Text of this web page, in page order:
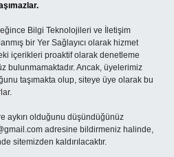
Bilgi Teknolojileri ve İletişim
bir Yer Sağlayıcı olarak hizmet
içerikleri proaktif olarak denetleme
bulunmamaktadır. Ancak, üyelerimiz
taşımakta olup, siteye üye olarak bu
aykırı olduğunu düşündüğünüz
adresine bildirmeniz halinde,
sitemizden kaldırılacaktır.